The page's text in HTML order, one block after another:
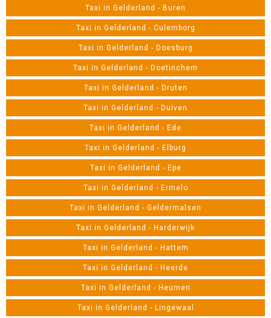
Taxi in Gelderland - Buren
Taxi in Gelderland - Culemborg
Taxi in Gelderland - Doesburg
Taxi in Gelderland - Doetinchem
Taxi in Gelderland - Druten
Taxi in Gelderland - Duiven
Taxi in Gelderland - Ede
Taxi in Gelderland - Elburg
Taxi in Gelderland - Epe
Taxi in Gelderland - Ermelo
Taxi in Gelderland - Geldermalsen
Taxi in Gelderland - Harderwijk
Taxi in Gelderland - Hattem
Taxi in Gelderland - Heerde
Taxi in Gelderland - Heumen
Taxi in Gelderland - Lingewaal